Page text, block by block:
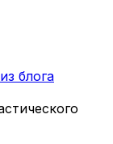
блога